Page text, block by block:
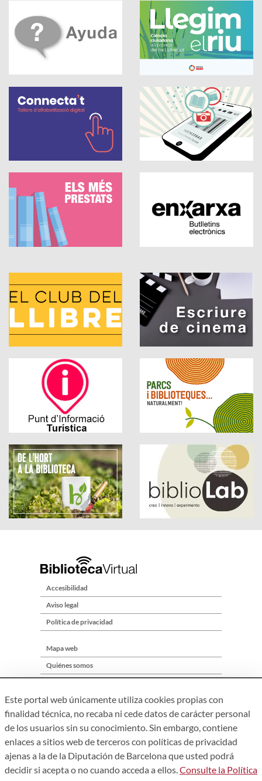
Accesibilidad
Aviso legal
Política de privacidad
Mapa web
Quiénes somos
Este portal web únicamente utiliza cookies propias con
finalidad técnica, no recaba ni cede datos de carácter personal
de los usuarios sin su conocimiento. Sin embargo, contiene
enlaces a sitios web de terceros con políticas de privacidad
ajenas a la de la Diputación de Barcelona que usted podrá
decidir si acepta o no cuando acceda a ellos.Consulte la Política